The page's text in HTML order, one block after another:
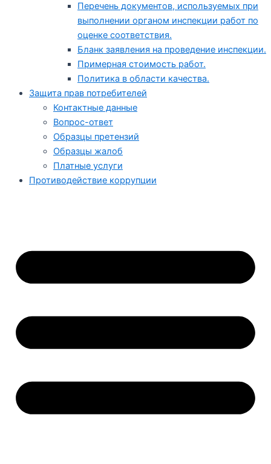
Перечень документов, используемых при
выполнении органом инспекции работ по
оценке соответствия.
Бланк заявления на проведение инспекции.
Примерная стоимость работ.
Политика в области качества.
Защита прав потребителей
Контактные данные
Вопрос-ответ
Образцы претензий
Образцы жалоб
Платные услуги
Противодействие коррупции